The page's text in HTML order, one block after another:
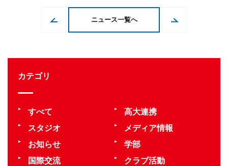
ニュース一覧へ
カテゴリ
すべて
高大連携
スタジオ
メディア情報
お知らせ
学部
国際交流
クラブ活動